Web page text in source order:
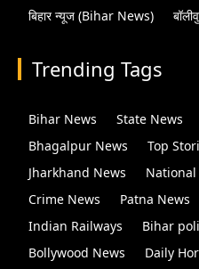
बिहार न्यूज (Bihar News)
Trending Tags
Bihar News State News
Bhagalpur News
Top
Jharkhand News
National
Crime News
Patna News
Indian Railways
Bihar
Bollywood News
Daily